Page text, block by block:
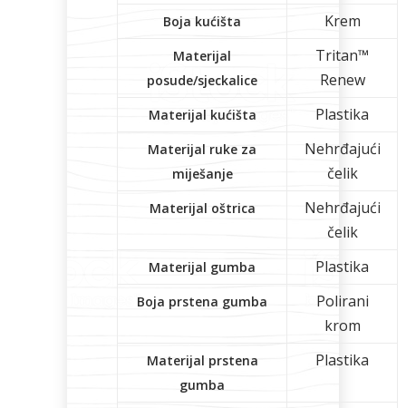
Boja kućišta Krem
Materijal
posude/sjeckalice
Tritan™
Renew
Materijal kućišta Plastika
Materijal ruke za
miješanje
Nehrđajući
čelik
Materijal oštrica
Nehrđajući
čelik
Materijal gumba Plastika
Boja prstena gumba
Polirani
krom
Materijal prstena
gumba
Plastika